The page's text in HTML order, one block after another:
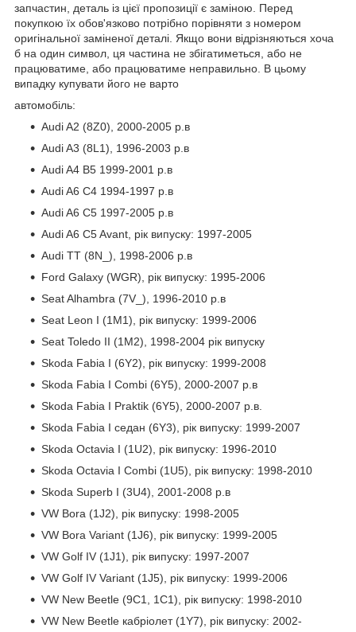
запчастин, деталь із цієї пропозиції є заміною. Перед
покупкою їх обов'язково потрібно порівняти з номером
оригінальної заміненої деталі. Якщо вони відрізняються хоча
б на один символ, ця частина не збігатиметься, або не
працюватиме, або працюватиме неправильно. В цьому
випадку купувати його не варто
автомобіль:
Audi A2 (8Z0), 2000-2005 р.в
Audi A3 (8L1), 1996-2003 р.в
Audi A4 B5 1999-2001 р.в
Audi A6 C4 1994-1997 р.в
Audi A6 C5 1997-2005 р.в
Audi A6 C5 Avant, рік випуску: 1997-2005
Audi TT (8N_), 1998-2006 р.в
Ford Galaxy (WGR), рік випуску: 1995-2006
Seat Alhambra (7V_), 1996-2010 р.в
Seat Leon I (1M1), рік випуску: 1999-2006
Seat Toledo II (1M2), 1998-2004 рік випуску
Skoda Fabia I (6Y2), рік випуску: 1999-2008
Skoda Fabia I Combi (6Y5), 2000-2007 р.в
Skoda Fabia I Praktik (6Y5), 2000-2007 р.в.
Skoda Fabia I седан (6Y3), рік випуску: 1999-2007
Skoda Octavia I (1U2), рік випуску: 1996-2010
Skoda Octavia I Combi (1U5), рік випуску: 1998-2010
Skoda Superb I (3U4), 2001-2008 р.в
VW Bora (1J2), рік випуску: 1998-2005
VW Bora Variant (1J6), рік випуску: 1999-2005
VW Golf IV (1J1), рік випуску: 1997-2007
VW Golf IV Variant (1J5), рік випуску: 1999-2006
VW New Beetle (9C1, 1C1), рік випуску: 1998-2010
VW New Beetle кабріолет (1Y7), рік випуску: 2002-